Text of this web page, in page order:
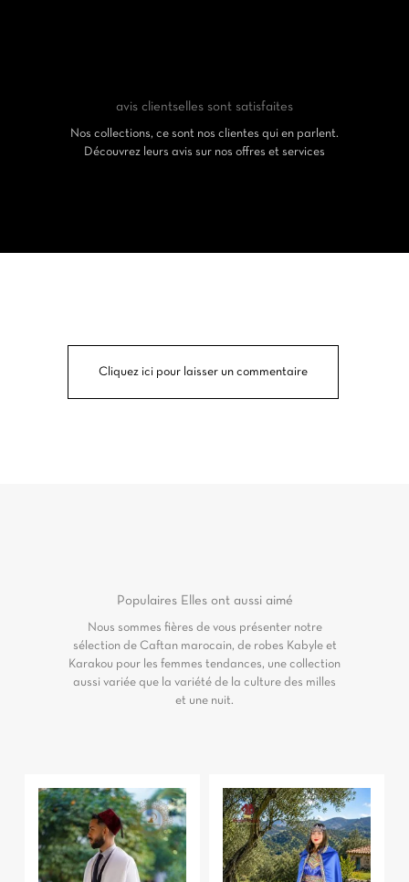
avis clientselles sont satisfaites
Nos collections, ce sont nos clientes qui en parlent.
Découvrez leurs avis sur nos offres et services
Cliquez ici pour laisser un commentaire
Populaires Elles ont aussi aimé
Nous sommes fières de vous présenter notre
sélection de Caftan marocain, de robes Kabyle et
Karakou pour les femmes tendances, une collection
aussi variée que la variété de la culture des milles
et une nuit.